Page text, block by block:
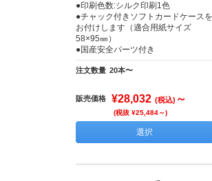
●印刷色数:シルク印刷1色
●チャック付きソフトカードケースを
お付けします（適合用紙サイズ
58×95㎜）
●国産安全パーツ付き
注文数量 20本〜
販売価格 ¥28,032 (税込) ～
(税抜 ¥25,484～)
選択